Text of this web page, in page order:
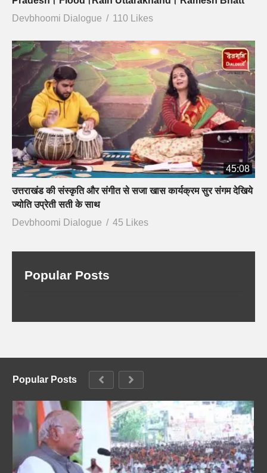
Devbhoomi Dialogue
110 Likes
45:08
उत्तराखंड की संस्कृति और संगीत से सजा खास कार्यक्रम सुर संगम देखिये
ज्योति उप्रेती सती के साथ
Devbhoomi Dialogue
45 Likes
Popular Posts
Popular Posts